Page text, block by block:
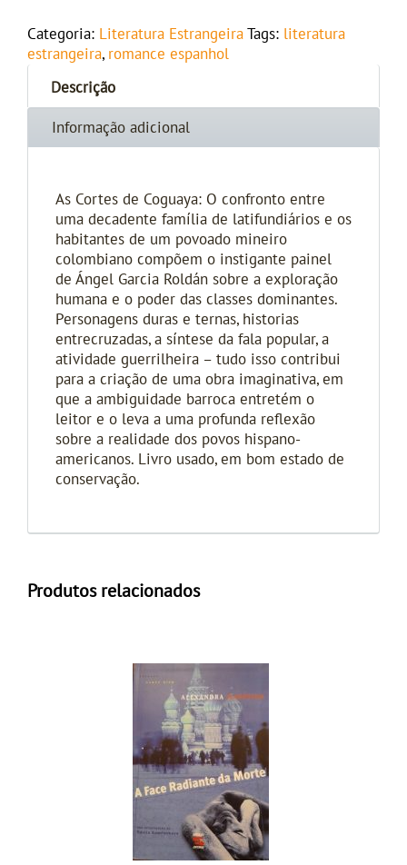
Categoria: Literatura Estrangeira Tags: literatura
estrangeira, romance espanhol
Descrição
Informação adicional
As Cortes de Coguaya: O confronto entre
uma decadente família de latifundiários e os
habitantes de um povoado mineiro
colombiano compõem o instigante painel
de Ángel Garcia Roldán sobre a exploração
humana e o poder das classes dominantes.
Personagens duras e ternas, historias
entrecruzadas, a síntese da fala popular, a
atividade guerrilheira – tudo isso contribui
para a criação de uma obra imaginativa, em
que a ambiguidade barroca entretém o
leitor e o leva a uma profunda reflexão
sobre a realidade dos povos hispano-
americanos. Livro usado, em bom estado de
conservação.
Produtos relacionados